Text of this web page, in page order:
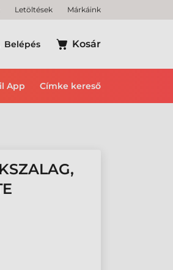
Letöltések Márkáink
Belépés Kosár
App Címke kereső